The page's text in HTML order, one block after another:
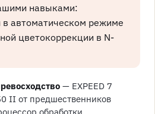
навыками:
в автоматическом режиме
цветокоррекции в N-
— EXPEED 7
II от предшественников